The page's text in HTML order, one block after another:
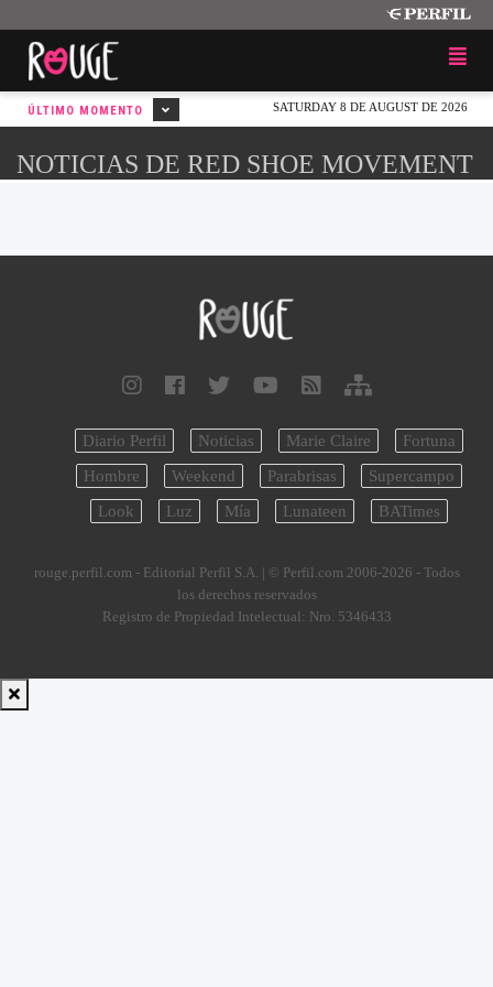
SATURDAY 8 DE AUGUST DE 2026
ÚLTIMO MOMENTO
NOTICIAS DE RED SHOE MOVEMENT
Diario Perfil Noticias Marie Claire
Fortuna
Hombre
Weekend Parabrisas
Supercampo
Look
Luz Mía Lunateen BATimes
rouge.perfil.com - Editorial Perfil S.A. | © Perfil.com 2006-2026 - Todos
los derechos reservados
Registro de Propiedad Intelectual: Nro. 5346433